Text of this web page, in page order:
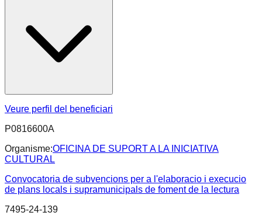
Veure perfil del beneficiari
P0816600A
Organisme:OFICINA DE SUPORT A LA INICIATIVA
CULTURAL
Convocatoria de subvencions per a l'elaboracio i execucio
de plans locals i supramunicipals de foment de la lectura
7495-24-139